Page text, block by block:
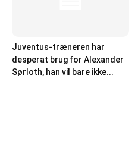
Juventus-træneren har
desperat brug for Alexander
Sørloth, han vil bare ikke...